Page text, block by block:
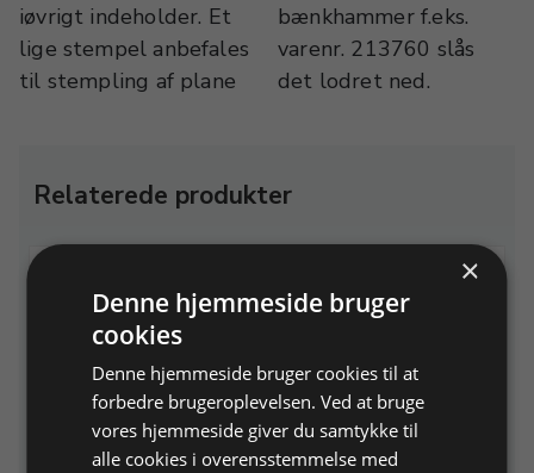
iøvrigt indeholder. Et
lige stempel anbefales
til stempling af plane
bænkhammer f.eks.
varenr. 213760 slås
det lodret ned.
Relaterede produkter
Picard bænkhammer, mat Flakjern
×
Denne hjemmeside bruger
cookies
Denne hjemmeside bruger cookies til at
forbedre brugeroplevelsen. Ved at bruge
vores hjemmeside giver du samtykke til
alle cookies i overensstemmelse med